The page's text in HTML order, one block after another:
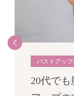
Previous
バストアッ
20代で
バストアッ
バストの測
バストの測
バストアッ